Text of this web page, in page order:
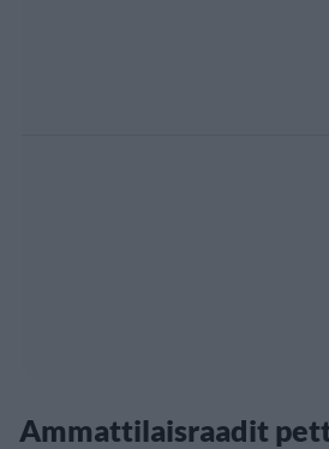
Ammattilaisraadit